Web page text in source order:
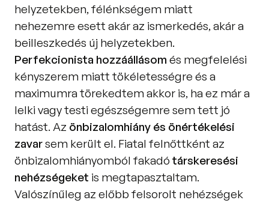
helyzetekben, félénkségem miatt
nehezemre esett akár az ismerkedés, akár a
Perfekcionista hozzáállásom és megfelelési
kényszerem miatt tökéletességre és a
maximumra törekedtem akkor is, ha ez már a
lelki vagy testi egészségemre sem tett jó
hatást. Az önbizalomhiány és önértékelési
zavar sem került el. Fiatal felnőttként az
önbizalomhiányomból fakadó társkeresési
nehézségeket is megtapasztaltam.
Valószínűleg az előbb felsorolt nehézségek